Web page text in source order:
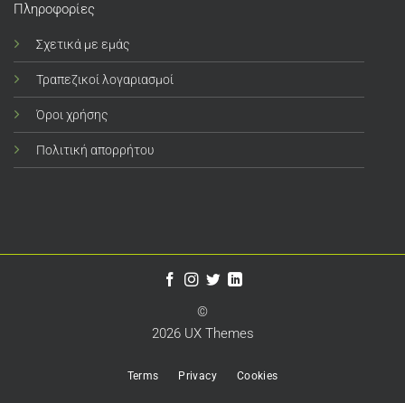
Πληροφορίες
Σχετικά με εμάς
Τραπεζικοί λογαριασμοί
Όροι χρήσης
Πολιτική απορρήτου
©
2026 UX Themes
Terms Privacy Cookies